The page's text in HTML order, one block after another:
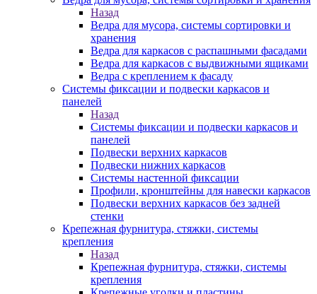
Назад
Ведра для мусора, системы сортировки и
хранения
Ведра для каркасов с распашными фасадами
Ведра для каркасов с выдвижными ящиками
Ведра с креплением к фасаду
Системы фиксации и подвески каркасов и
панелей
Назад
Системы фиксации и подвески каркасов и
панелей
Подвески верхних каркасов
Подвески нижних каркасов
Системы настенной фиксации
Профили, кронштейны для навески каркасов
Подвески верхних каркасов без задней
стенки
Крепежная фурнитура, стяжки, системы
крепления
Назад
Крепежная фурнитура, стяжки, системы
крепления